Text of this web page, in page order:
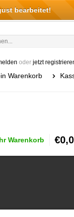
oder jetzt
Warenkorb
Warenkorb
bearbeitet!